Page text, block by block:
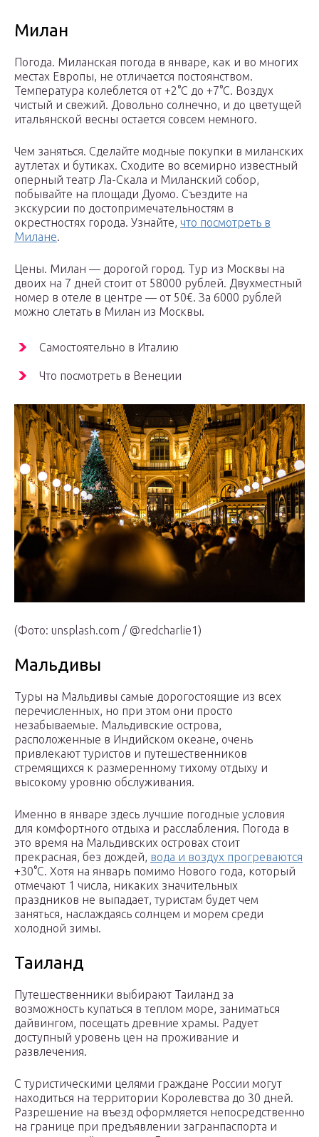
Милан
Погода. Миланская погода в январе, как и во многих
местах Европы, не отличается постоянством.
Температура колеблется от +2°С до +7°С. Воздух
чистый и свежий. Довольно солнечно, и до цветущей
итальянской весны остается совсем немного.
Чем заняться. Сделайте модные покупки в миланских
аутлетах и бутиках. Сходите во всемирно известный
оперный театр Ла-Скала и Миланский собор,
побывайте на площади Дуомо. Съездите на
экскурсии по достопримечательностям в
окрестностях города. Узнайте, что посмотреть в
Милане.
Цены. Милан — дорогой город. Тур из Москвы на
двоих на 7 дней стоит от 58000 рублей. Двухместный
номер в отеле в центре — от 50€. За 6000 рублей
можно слетать в Милан из Москвы.
Самостоятельно в Италию
Что посмотреть в Венеции
(Фото: unsplash.com / @redcharlie1)
Мальдивы
Туры на Мальдивы самые дорогостоящие из всех
перечисленных, но при этом они просто
незабываемые. Мальдивские острова,
расположенные в Индийском океане, очень
привлекают туристов и путешественников
стремящихся к размеренному тихому отдыху и
высокому уровню обслуживания.
Именно в январе здесь лучшие погодные условия
для комфортного отдыха и расслабления. Погода в
это время на Мальдивских островах стоит
прекрасная, без дождей, вода и воздух прогреваются
+30°C. Хотя на январь помимо Нового года, который
отмечают 1 числа, никаких значительных
праздников не выпадает, туристам будет чем
заняться, наслаждаясь солнцем и морем среди
холодной зимы.
Таиланд
Путешественники выбирают Таиланд за
возможность купаться в теплом море, заниматься
дайвингом, посещать древние храмы. Радует
доступный уровень цен на проживание и
развлечения.
С туристическими целями граждане России могут
находиться на территории Королевства до 30 дней.
Разрешение на въезд оформляется непосредственно
на границе при предъявлении загранпаспорта и